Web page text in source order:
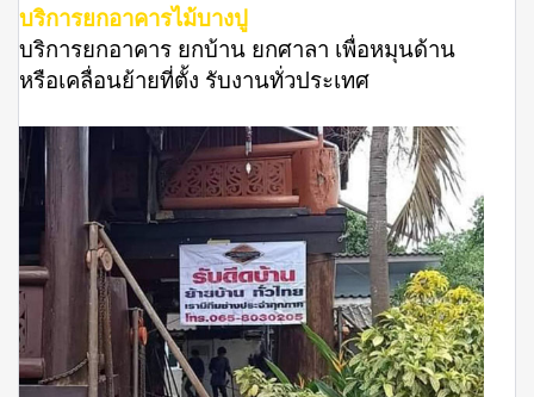
บริการยกอาคารไม้บางปู
บริการยกอาคาร ยกบ้าน ยกศาลา เพื่อหมุนด้าน
หรือเคลื่อนย้ายที่ตั้ง รับงานทั่วประเทศ